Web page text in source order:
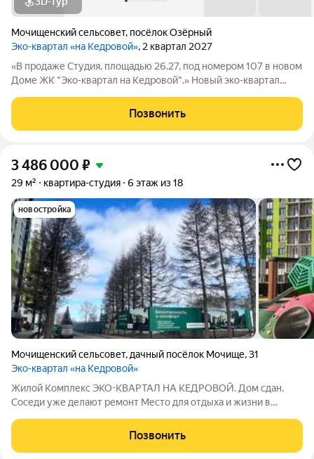
Мочищенский сельсовет, посёлок Озёрный
Эко-квартал «на Кедровой», 2 квартал 2027
«В продаже Студия, площадью 26.27, под номером 107 в новом
Доме ЖК "Эко-квартал на Кедровой".» Новый эко-квартал
лесным массивом, всего в 12 минутах от пл. Калинина. Это
масштабный проект
Позвонить
3 486 000 ₽
29 м² квартира-студия 6 этаж из 18
новостройка
Мочищенский сельсовет, дачный посёлок Мочище,31
Эко-квартал «на Кедровой»
Жилой Комплекс ЭКО-КВАРТАЛ НА КЕДРОВОЙ. Дом сдан.
Соседи уже делают ремонт Место для отдыха и жизни в
Заинтересовало? Позвони нам!!! Квартира с чистовой
отделкой. Проектом предусмотрены: отделка стен
Позвонить